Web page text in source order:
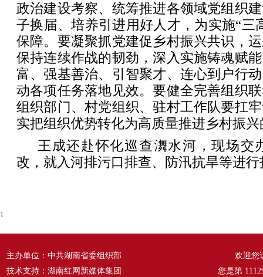
政治建设考察、统筹推进各领域党组织
子换届、培养引进用好人才，为实施“三
保障。要凝聚抓党建促乡村振兴共识，
保持连续作战的韧劲，深入实施铸魂赋
富、强基善治、引智聚才、连心到户行
动各项任务落地见效。要健全完善组织
组织部门、村党组织、驻村工作队要扛
实把组织优势转化为高质量推进乡村振
王成还赴怀化巡查㵲水河，现场交
改，就入河排污口排查、防汛抗旱等进
1
主办单位：中共湖南省委组织部
技术支持：湖南红网新媒体集团
欢迎您
您是第